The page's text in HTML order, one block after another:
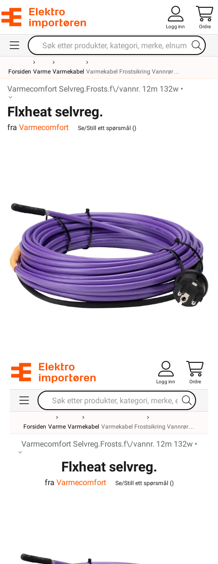
Logg inn Ordre
Forsiden Varme Varmekabel Varmekabel Frostsikring Vannrør
Varmecomfort Selvreg.Frosts.f\/vannr. 12m 132w •
Flxheat selvreg.
frostsikringskabel m/term. 13M
fra Varmecomfort Se/Still ett spørsmål ()
Logg inn Ordre
Forsiden Varme Varmekabel Varmekabel Frostsikring Vannrør
Varmecomfort Selvreg.Frosts.f\/vannr. 12m 132w •
Flxheat selvreg.
frostsikringskabel m/term.
fra Varmecomfort Se/Still ett spørsmål ()